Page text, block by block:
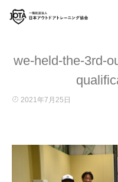
we-held-the-3rd-
2021年7月25日